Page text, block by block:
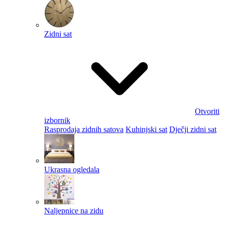
Zidni sat
Otvoriti
izbornik
Rasprodaja zidnih satova Kuhinjski sat Dječji zidni sat
Ukrasna ogledala
Naljepnice na zidu